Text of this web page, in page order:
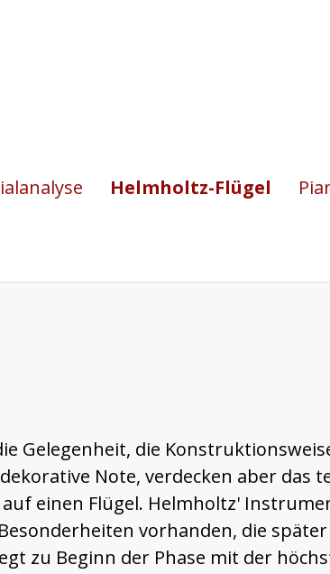
Helmholtz-Flügel
Gelegenheit, die
Note, verdecken aber das
einen Flügel. Helmholtz'
vorhanden, die
zu Beginn der Phase mit der